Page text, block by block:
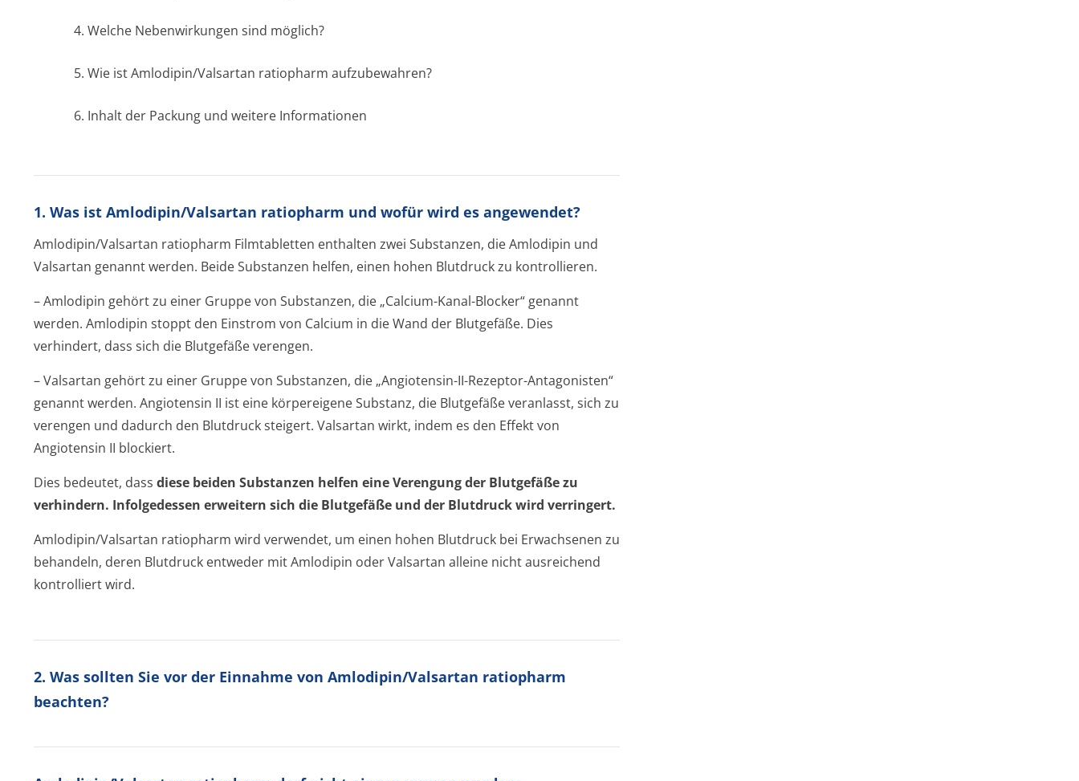
4. Welche Nebenwirkungen sind möglich?
5. Wie ist Amlodipin/Valsartan ratiopharm aufzubewahren?
6. Inhalt der Packung und weitere Informationen
1. Was ist Amlodipin/Valsartan ratiopharm und wofür wird es angewendet?
Amlodipin/Valsartan ratiopharm Filmtabletten enthalten zwei Substanzen, die Amlodipin und
Valsartan genannt werden. Beide Substanzen helfen, einen hohen Blutdruck zu kontrollieren.
– Amlodipin gehört zu einer Gruppe von Substanzen, die „Calcium-Kanal-Blocker“ genannt
werden. Amlodipin stoppt den Einstrom von Calcium in die Wand der Blutgefäße. Dies
verhindert, dass sich die Blutgefäße verengen.
– Valsartan gehört zu einer Gruppe von Substanzen, die „Angiotensin-II-Rezeptor-Antagonisten“
genannt werden. Angiotensin II ist eine körpereigene Substanz, die Blutgefäße veranlasst, sich zu
verengen und dadurch den Blutdruck steigert. Valsartan wirkt, indem es den Effekt von
Angiotensin II blockiert.
Dies bedeutet, dass diese beiden Substanzen helfen eine Verengung der Blutgefäße zu
verhindern. Infolgedessen erweitern sich die Blutgefäße und der Blutdruck wird verringert.
Amlodipin/Valsartan ratiopharm wird verwendet, um einen hohen Blutdruck bei Erwachsenen zu
behandeln, deren Blutdruck entweder mit Amlodipin oder Valsartan alleine nicht ausreichend
kontrolliert wird.
2. Was sollten Sie vor der Einnahme von Amlodipin/Valsartan ratiopharm
beachten?